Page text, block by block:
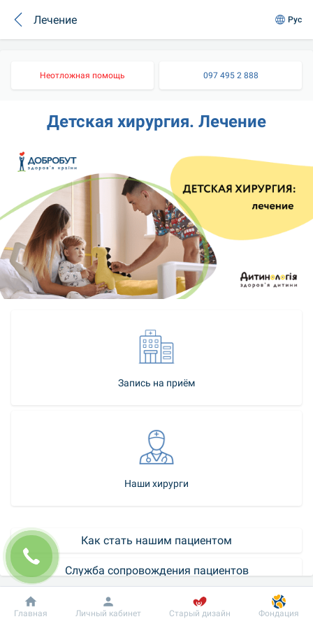
Лечение Рус
Неотложная помощь 097 495 2 888
Детская хирургия. Лечение
Запись на приём
Наши хирурги
Как стать нашим пациентом
Служба сопровождения пациентов
Контакт-центр
Добробут
Информация Пациенту
Главная Личный кабинет Старый дизайн Фондация